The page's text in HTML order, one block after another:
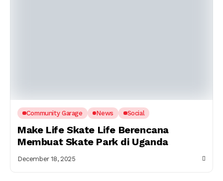
Community Garage News Social
Make Life Skate Life Berencana
Membuat Skate Park di Uganda
December 18, 2025